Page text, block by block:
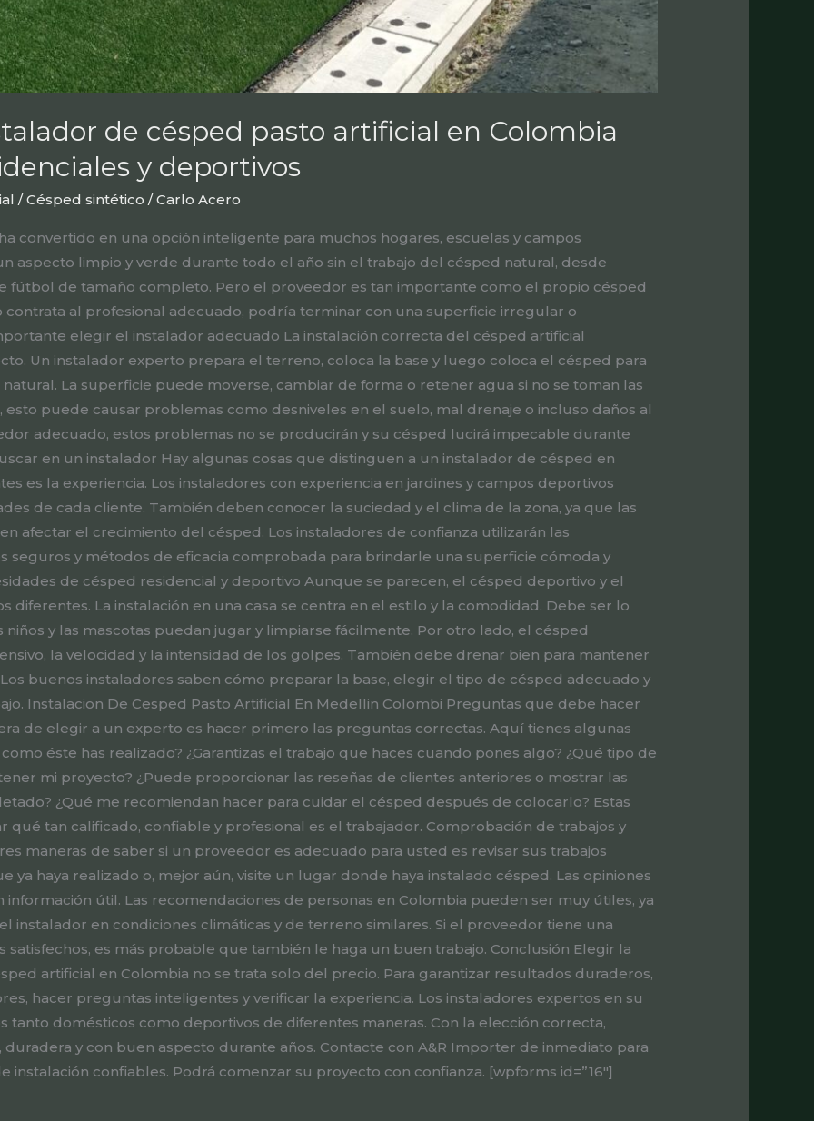
de césped pasto artificial en Colombia
y deportivos
/ Césped sintético /Carlo Acero
convertido en una opción inteligente para muchos hogares, escuelas y campos
aspecto limpio y verde durante todo el año sin el trabajo del césped natural, desde
fútbol de tamaño completo. Pero el proveedor es tan importante como el propio césped
contrata al profesional adecuado, podría terminar con una superficie irregular o
elegir el instalador adecuado La instalación correcta del césped artificial
Un instalador experto prepara el terreno, coloca la base y luego coloca el césped para
La superficie puede moverse, cambiar de forma o retener agua si no se toman las
esto puede causar problemas como desniveles en el suelo, mal drenaje o incluso daños al
adecuado, estos problemas no se producirán y su césped lucirá impecable durante
en un instalador Hay algunas cosas que distinguen a un instalador de césped en
es la experiencia. Los instaladores con experiencia en jardines y campos deportivos
de cada cliente. También deben conocer la suciedad y el clima de la zona, ya que las
afectar el crecimiento del césped. Los instaladores de confianza utilizarán las
seguros y métodos de eficacia comprobada para brindarle una superficie cómoda y
de césped residencial y deportivo Aunque se parecen, el césped deportivo y el
diferentes. La instalación en una casa se centra en el estilo y la comodidad. Debe ser lo
y las mascotas puedan jugar y limpiarse fácilmente. Por otro lado, el césped
la velocidad y la intensidad de los golpes. También debe drenar bien para mantener
buenos instaladores saben cómo preparar la base, elegir el tipo de césped adecuado y
Instalacion De Cesped Pasto Artificial En Medellin Colombi Preguntas que debe hacer
de elegir a un experto es hacer primero las preguntas correctas. Aquí tienes algunas
éste has realizado? ¿Garantizas el trabajo que haces cuando pones algo? ¿Qué tipo de
mi proyecto? ¿Puede proporcionar las reseñas de clientes anteriores o mostrar las
¿Qué me recomiendan hacer para cuidar el césped después de colocarlo? Estas
tan calificado, confiable y profesional es el trabajador. Comprobación de trabajos y
maneras de saber si un proveedor es adecuado para usted es revisar sus trabajos
ya haya realizado o, mejor aún, visite un lugar donde haya instalado césped. Las opiniones
útil. Las recomendaciones de personas en Colombia pueden ser muy útiles, ya
instalador en condiciones climáticas y de terreno similares. Si el proveedor tiene una
satisfechos, es más probable que también le haga un buen trabajo. Conclusión Elegir la
artificial en Colombia no se trata solo del precio. Para garantizar resultados duraderos,
hacer preguntas inteligentes y verificar la experiencia. Los instaladores expertos en su
tanto domésticos como deportivos de diferentes maneras. Con la elección correcta,
y con buen aspecto durante años. Contacte con A&R Importer de inmediato para
instalación confiables. Podrá comenzar su proyecto con confianza. [wpforms id=”16″]